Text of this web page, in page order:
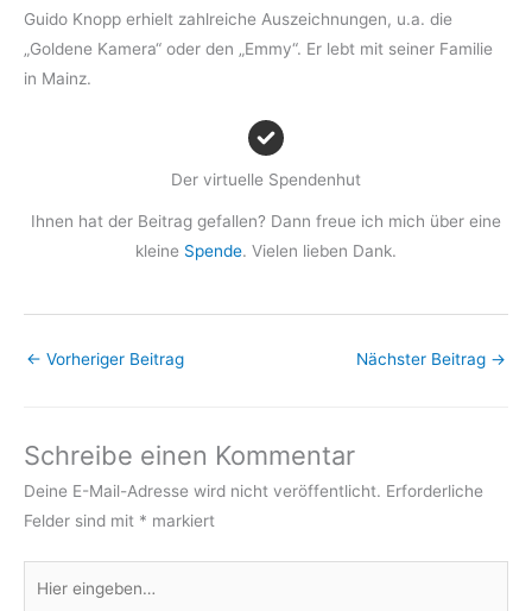
Guido Knopp erhielt zahlreiche Auszeichnungen, u.a. die
„Goldene Kamera“ oder den „Emmy“. Er lebt mit seiner Familie
in Mainz.
Der virtuelle Spendenhut
Ihnen hat der Beitrag gefallen? Dann freue ich mich über eine
kleine Spende. Vielen lieben Dank.
← Vorheriger Beitrag Nächster Beitrag →
Schreibe einen Kommentar
Deine E-Mail-Adresse wird nicht veröffentlicht. Erforderliche
Felder sind mit * markiert
eingeben…